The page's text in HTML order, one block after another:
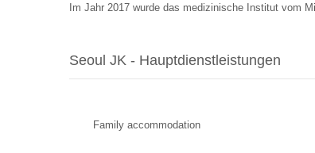
Im Jahr 2017 wurde das medizinische Institut vom
Seoul JK - Hauptdienstleistungen
Family accommodation